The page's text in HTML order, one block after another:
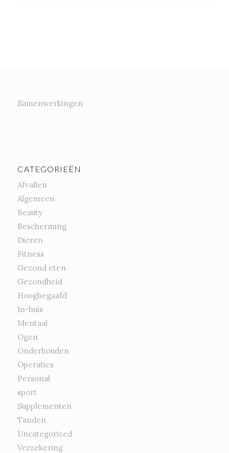
Samenwerkingen
CATEGORIEËN
Afvallen
Algemeen
Beauty
Bescherming
Dieren
Fitness
Gezond eten
Gezondheid
Hoogbegaafd
In-huis
Mentaal
Ogen
Onderhouden
Operaties
Personal
sport
Supplementen
Tanden
Uncategorized
Verzekering